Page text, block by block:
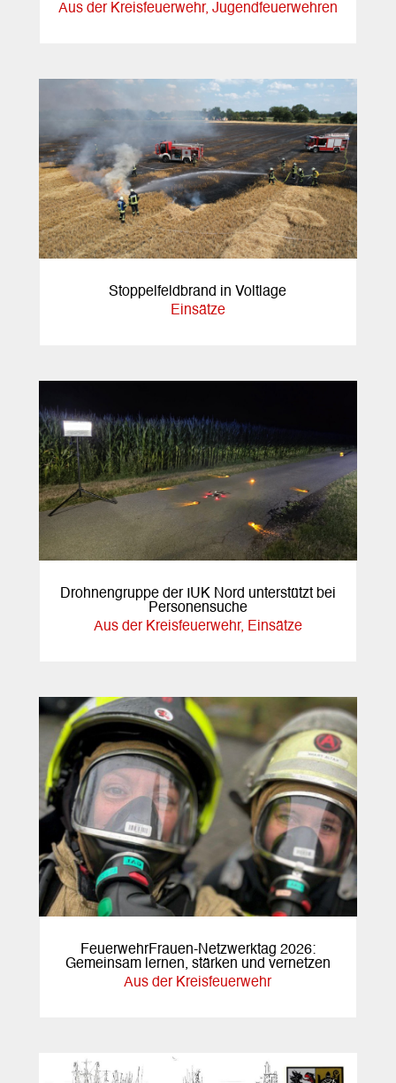
Aus der Kreisfeuerwehr, Jugendfeuerwehren
Stoppelfeldbrand in Voltlage
Einsätze
Drohnengruppe der IUK Nord unterstützt bei
Personensuche
Aus der Kreisfeuerwehr, Einsätze
FeuerwehrFrauen-Netzwerktag 2026:
Gemeinsam lernen, stärken und vernetzen
Aus der Kreisfeuerwehr